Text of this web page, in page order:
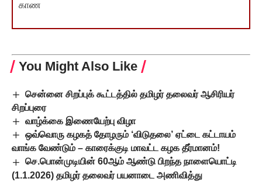
காண
You Might Also Like
சென்னை சிறப்புக் கூட்டத்தில் தமிழர் தலைவர் ஆசிரியர்
சிறப்புரை
வாழ்க்கை இணையேற்பு விழா
ஒவ்வொரு கழகத் தோழரும் ‘விடுதலை’ ஏட்டை கட்டாயம்
வாங்க வேண்டும் – காரைக்குடி மாவட்ட கழக தீர்மானம்!
செ.பொன்முடியின் 60ஆம் ஆண்டு பிறந்த நாளையொட்டி
(1.1.2026) தமிழர் தலைவர் பயனாடை அணிவித்து